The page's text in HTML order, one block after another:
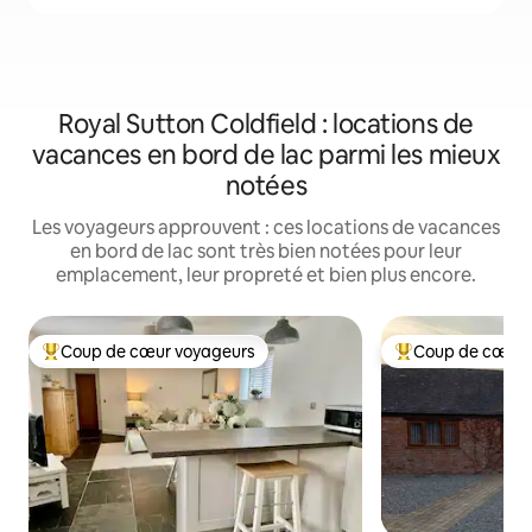
Royal Sutton Coldfield : locations de
vacances en bord de lac parmi les mieux
notées
Les voyageurs approuvent : ces locations de vacances
en bord de lac sont très bien notées pour leur
emplacement, leur propreté et bien plus encore.
Coups de cœur voyageurs les plus appréciés
Coup de cœur voyageurs Coups de cœur
Coup de cœur